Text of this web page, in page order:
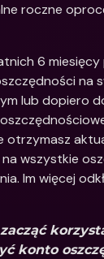
roczne
6
na
lub dopiero
otrzymasz
wszystkie
Im więcej
konto